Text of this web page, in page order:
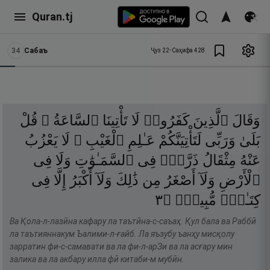
Quran.tj
34 Сабаъ Ҷуз 22•Саҳифа 428
وَقَالَ ٱلَّذِينَ كَفَرُوا۟ لَا تَأْتِينَا ٱلسَّاعَةُ ۖ قُلْ
بَلَىٰ وَرَبِّى لَتَأْتِيَنَّكُمْ عَـٰلِمِ ٱلْغَيْبِ ۖ لَا يَعْزُبُ
عَنْهُ مِثْقَالُ ذَرَّةٍۢ فِى ٱلسَّمَـٰوَٰتِ وَلَا فِى
ٱلْأَرْضِ وَلَآ أَصْغَرُ مِن ذَٰلِكَ وَلَآ أَكْبَرُ إِلَّا فِى
كِتَـٰبٍۢ مُّبِينٍۢ ۝٣
Ва Қола-л-лазӣна кафару ла таътӣна-с-саъаҳ. Қул бала ва Раббӣ
ла таътияннакум Ъалими-л-ғайб. Ла яъзубу ъанҳу мисқолу
зарратин фи-с-самавати ва ла фи-л-арЗи ва ла асғару мин
залика ва ла акбару илла фӣ китаби-м мубӣн.